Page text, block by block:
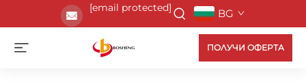
[email protected] BG
ПОЛУЧИ ОФЕРТА